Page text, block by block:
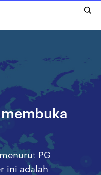
PG
ini adalah